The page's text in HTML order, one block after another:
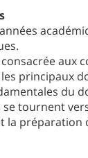
consacrée
principaux
du
tournent
la préparation